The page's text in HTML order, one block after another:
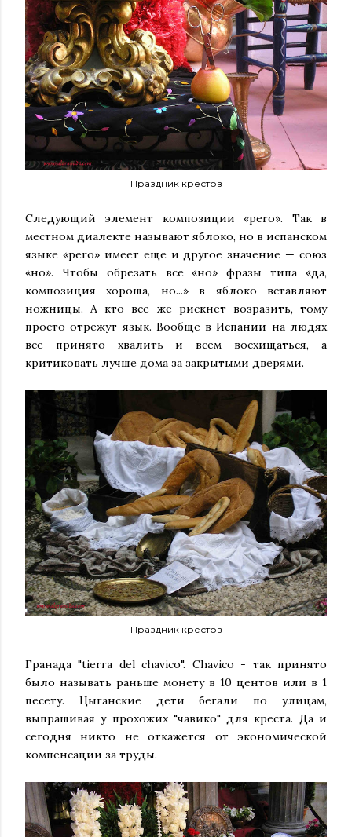
Праздник крестов
Следующий элемент композиции «pero». Так в
местном диалекте называют яблоко, но в испанском
языке «pero» имеет еще и другое значение — союз
«но». Чтобы обрезать все «но» фразы типа «да,
композиция хороша, но...» в яблоко вставляют
ножницы. А кто все же рискнет возразить, тому
просто отрежут язык. Вообще в Испании на людях
все принято хвалить и всем восхищаться, а
критиковать лучше дома за закрытыми дверями.
Праздник крестов
Гранада "tierra del chavico". Chavico - так принято
было называть раньше монету в 10 центов или в 1
песету. Цыганские дети бегали по улицам,
выпрашивая у прохожих "чавико" для креста. Да и
сегодня никто не откажется от экономической
компенсации за труды.